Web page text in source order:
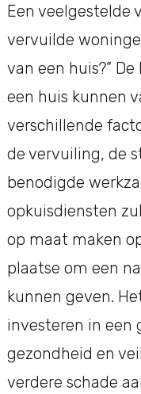
Een veelgestelde
vervuilde
van een huis?”
een huis kunnen
verschillende
de vervuiling, de
benodigde
opkuisdiensten
op maat maken
plaatse om een
kunnen geven.
investeren in een
gezondheid en
verdere schade